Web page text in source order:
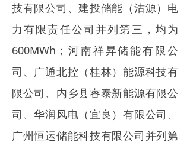
技有限公司、建投储能（沽源）电
力有限责任公司并列第三，均为
600MWh；河南祥昇储能有限公
司、广通北控（桂林）能源科技有
限公司、内乡县睿泰新能源有限公
司、华润风电（宜良）有限公司、
广州恒运储能科技有限公司并列第